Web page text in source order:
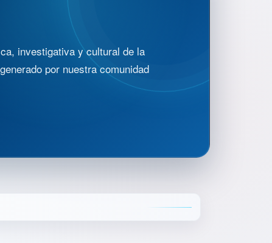
investigativa y cultural de la
por nuestra comunidad